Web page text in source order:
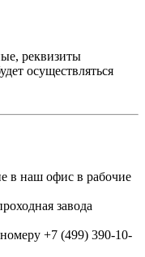
реквизиты
осуществляться
в наш офис в рабочие
завода
+7 (499) 390-10-